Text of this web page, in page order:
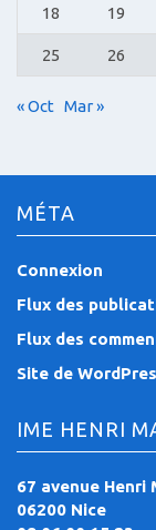
18 19
25 26
« Oct Mar »
MÉTA
Connexion
Flux des
Flux des
Site de
IME HENRI
67 avenue Henri
06200 Nice